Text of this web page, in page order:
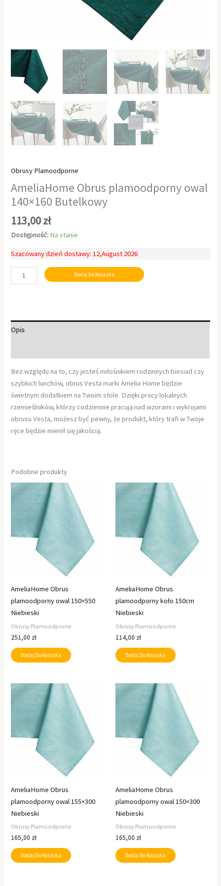
Obrusy Plamoodporne
AmeliaHome Obrus plamoodporny owal
140×160 Butelkowy
113,00zł
Dostępność: Na stanie
Szacowany dzień dostawy: 12,August 2026
Dodaj Do Koszyka
Opis
Bez względu na to, czy jesteś miłośnikiem rodzinnych biesiad czy
szybkich lunchów, obrus Vesta marki Amelia Home będzie
świetnym dodatkiem na Twoim stole. Dzięki pracy lokalnych
rzemieślników, którzy codziennie pracują nad wzorami i wykrojami
obrusu Vesta, możesz być pewny, że produkt, który trafi w Twoje
ręce będzie mienił się jakością.
Podobne produkty
AmeliaHome Obrus
plamoodporny owal 150×550
Niebieski
Obrusy Plamoodporne
251,00 zł
Dodaj Do Koszyka
AmeliaHome Obrus
plamoodporny koło 150cm
Niebieski
Obrusy Plamoodporne
114,00 zł
Dodaj Do Koszyka
AmeliaHome Obrus
plamoodporny owal 155×300
Niebieski
Obrusy Plamoodporne
165,00 zł
Dodaj Do Koszyka
AmeliaHome Obrus
plamoodporny owal 150×300
Niebieski
Obrusy Plamoodporne
165,00 zł
Dodaj Do Koszyka